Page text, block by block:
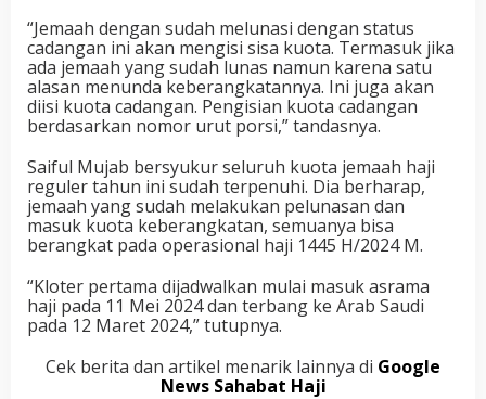
“Jemaah dengan sudah melunasi dengan status
cadangan ini akan mengisi sisa kuota. Termasuk jika
ada jemaah yang sudah lunas namun karena satu
alasan menunda keberangkatannya. Ini juga akan
diisi kuota cadangan. Pengisian kuota cadangan
berdasarkan nomor urut porsi,” tandasnya.
Saiful Mujab bersyukur seluruh kuota jemaah haji
reguler tahun ini sudah terpenuhi. Dia berharap,
jemaah yang sudah melakukan pelunasan dan
masuk kuota keberangkatan, semuanya bisa
berangkat pada operasional haji 1445 H/2024 M.
“Kloter pertama dijadwalkan mulai masuk asrama
haji pada 11 Mei 2024 dan terbang ke Arab Saudi
pada 12 Maret 2024,” tutupnya.
Cek berita dan artikel menarik lainnya di Google
News Sahabat Haji